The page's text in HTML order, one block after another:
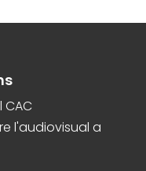
l'audiovisual a